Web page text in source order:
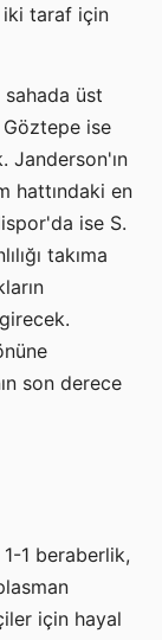
iki taraf için
üst
ise
Janderson'ın
hattındaki en
ise S.
takıma
son derece
1 beraberlik,
için hayal